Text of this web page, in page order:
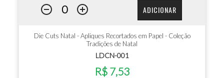
ADICIONAR
Die Cuts Natal - Apliques Recortados em Papel - Coleção
Tradições de Natal
LDCN-001
R$ 7,53